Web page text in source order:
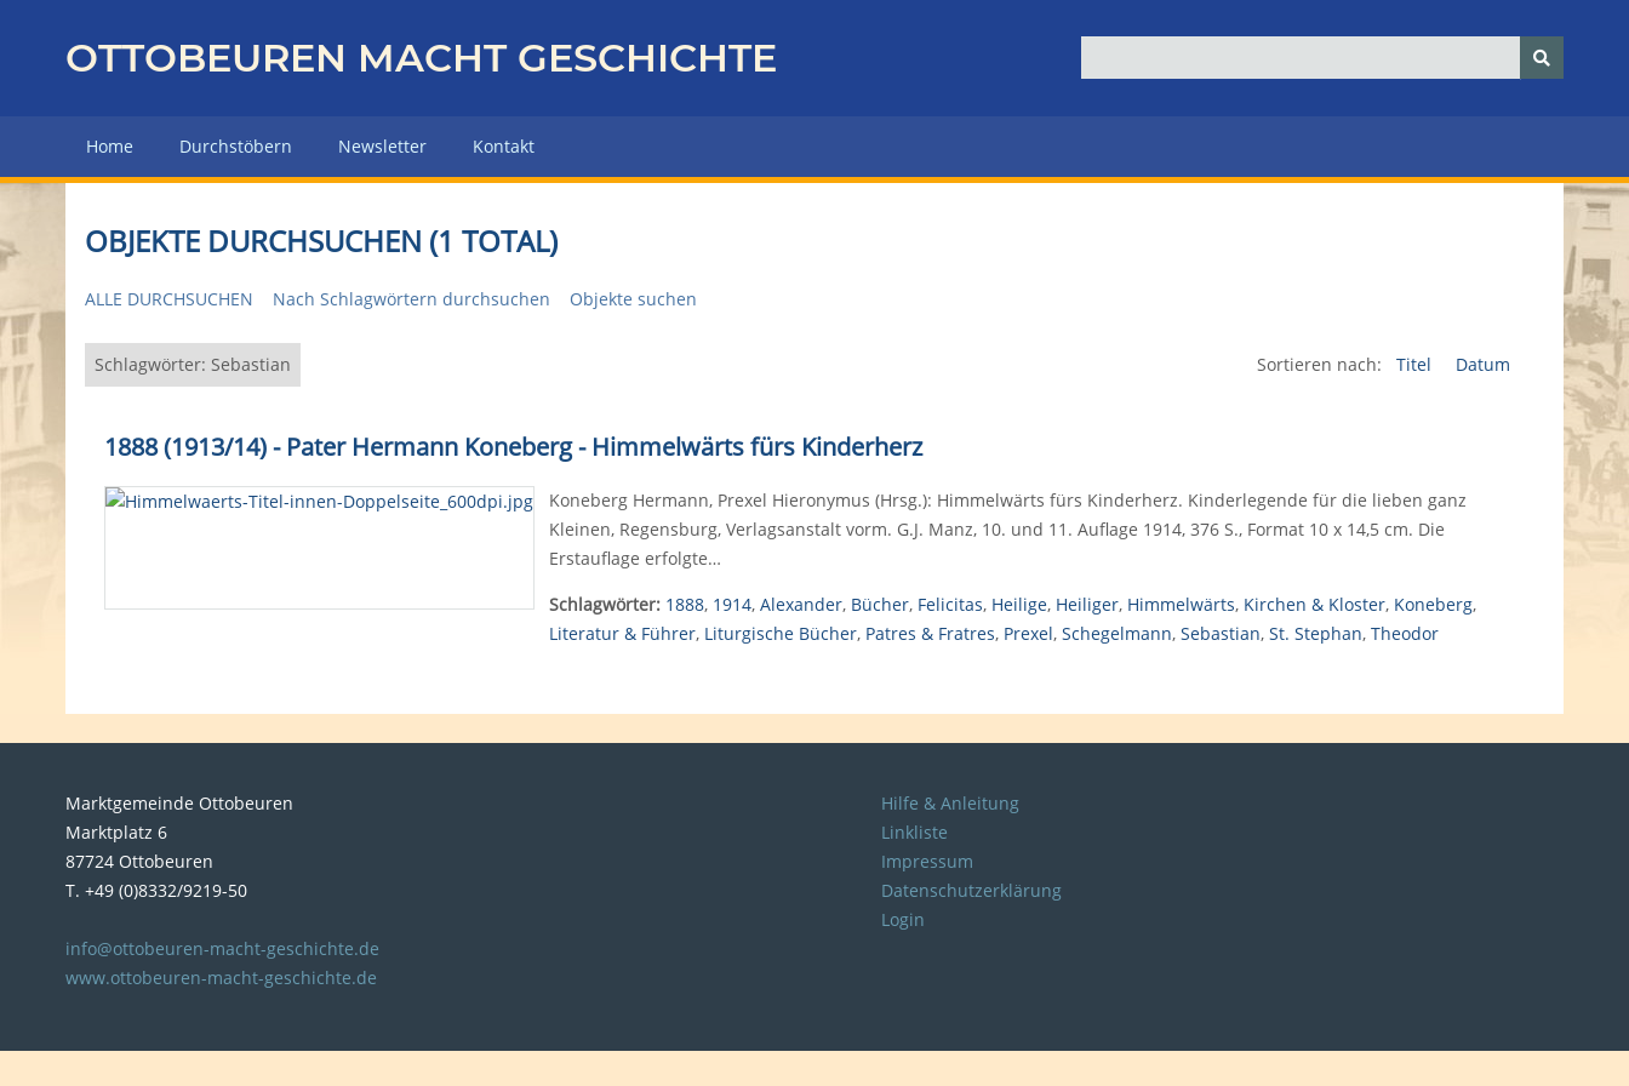
z
r
H
u
p
e
OTTOBEUREN MACHT GESCHICHTE
Home Durchstöbern Newsletter Kontakt
OBJEKTE DURCHSUCHEN (1 TOTAL)
ALLE DURCHSUCHEN Nach Schlagwörtern durchsuchen Objekte suchen
Schlagwörter: Sebastian Sortieren nach: Titel Datum
1888 (1913/14) - Pater Hermann Koneberg - Himmelwärts fürs Kinderherz
Koneberg Hermann, Prexel Hieronymus (Hrsg.): Himmelwärts fürs Kinderherz. Kinderlegende für die lieben ganz
Kleinen, Regensburg, Verlagsanstalt vorm. G.J. Manz, 10. und 11. Auflage 1914, 376 S., Format 10 x 14,5 cm. Die
Erstauflage erfolgte…
Schlagwörter: 1888, 1914, Alexander, Bücher, Felicitas, Heilige, Heiliger, Himmelwärts, Kirchen & Kloster, Koneberg,
Literatur & Führer, Liturgische Bücher, Patres & Fratres, Prexel, Schegelmann, Sebastian, St. Stephan, Theodor
Marktgemeinde Ottobeuren
Marktplatz 6
87724 Ottobeuren
T. +49 (0)8332/9219-50
info@ottobeuren-macht-geschichte.de
www.ottobeuren-macht-geschichte.de
Hilfe & Anleitung
Linkliste
Impressum
Datenschutzerklärung
Login